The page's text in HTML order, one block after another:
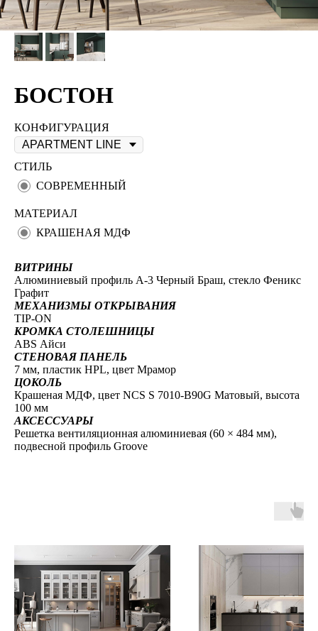
БОСТОН
КОНФИГУРАЦИЯ
СТИЛЬ
СОВРЕМЕННЫЙ
МАТЕРИАЛ
КРАШЕНАЯ МДФ
ВИТРИНЫ
Алюминиевый профиль А-3 Черный Браш, стекло Феникс
Графит
МЕХАНИЗМЫ ОТКРЫВАНИЯ
TIP-ON
КРОМКА СТОЛЕШНИЦЫ
ABS Айси
СТЕНОВАЯ ПАНЕЛЬ
7 мм, пластик HPL, цвет Мрамор
ЦОКОЛЬ
Крашеная МДФ, цвет NCS S 7010-B90G Матовый, высота
100 мм
АКСЕССУАРЫ
Решетка вентиляционная алюминиевая (60 × 484 мм),
подвесной профиль Groove